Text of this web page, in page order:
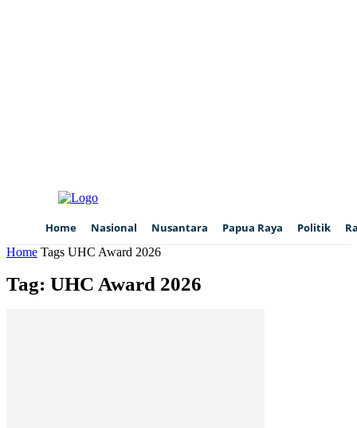
Home Nasional Nusantara Papua Raya Politik
Home Tags UHC Award 2026
Tag: UHC Award 2026